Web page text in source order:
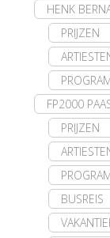
HENK
PRIJZEN
FP2000
PRIJZEN
BUSREIS